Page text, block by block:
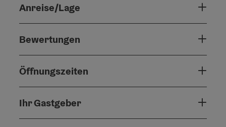
Anreise/Lage
Bewertungen
Öffnungszeiten
Ihr Gastgeber